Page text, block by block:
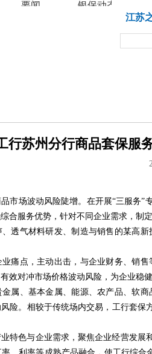
要闻 银保动态
江苏
行苏州分行商品套保服
市场波动风险陡增。在开展“三服务
合服务优势，针对不同企业需求，制
透气材料研发、制造与销售的某高
痛点，主动出击，与企业财务、销
效对冲市场价格波动风险，为企业稳
属、基本金属、能源、农产品、软
险。相较于传统场内交易，工行套
特色与企业需求，聚焦企业经营发